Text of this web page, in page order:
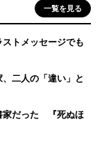
一覧を見る
トメッセージでも
二人の「違い」と
家だった 『死ぬほ